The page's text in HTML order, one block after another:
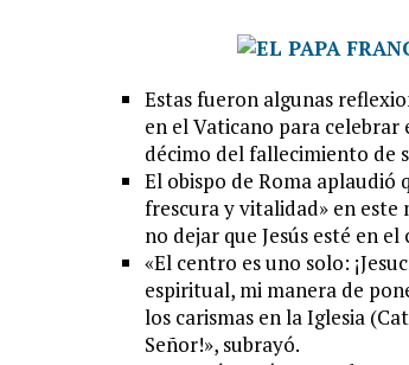
Estas fueron algunas
en el Vaticano para
décimo del fallecimiento de
El obispo de Roma aplaudió
frescura y vitalidad» en este
no dejar que Jesús esté en
«El centro es uno solo:
espiritual, mi manera de
los carismas en la Iglesia
Señor!», subrayó.